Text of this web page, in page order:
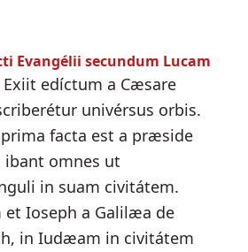
Evangélii secundum Lucam
edíctum a Cæsare
univérsus orbis.
facta est a præside
ibant omnes ut
in suam civitátem.
et Ioseph a Galilæa de
in Iudæam in civitátem